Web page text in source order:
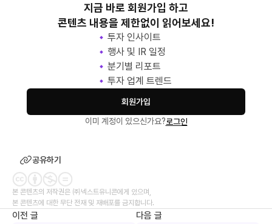
지금 바로 회원가입 하고
콘텐츠 내용을 제한없이 읽어보세요!
투자 인사이트
행사 및 IR 일정
분기별 리포트
투자 업계 트렌드
회원가입
이미 계정이 있으신가요?로그인
본 콘텐츠의 저작권은 ㈜넥스트유니콘에게 있으며,
본 콘텐츠에 대한 무단 전재 및 재배포를 금지합니다.
공유하기
이전 글 다음 글